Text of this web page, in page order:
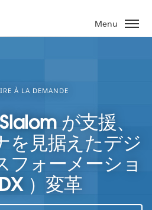
Menu
À LA DEMANDE
が支援、
を見据えたデジ
フォーメーショ
）変革